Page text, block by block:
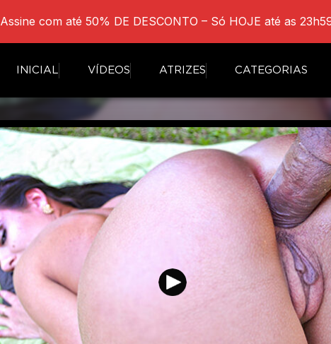
Assine com até 50% DE DESCONTO – Só HOJE até as
INICIAL VÍDEOS ATRIZES CATEGORIAS